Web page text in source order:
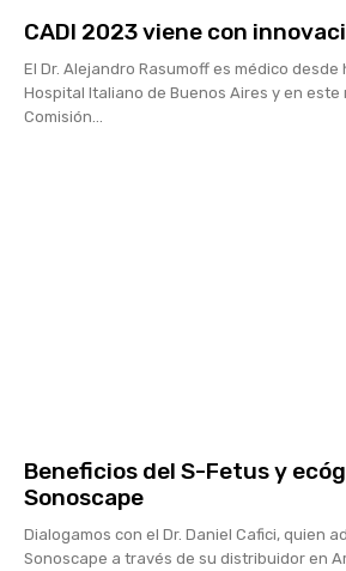
CADI 2023 viene con
El Dr. Alejandro Rasumoff es médico
Hospital Italiano de Buenos Aires y en
Comisión...
Beneficios del S-Fetus y
Sonoscape
Dialogamos con el Dr. Daniel Cafici, quien
Sonoscape a través de su distribuidor en